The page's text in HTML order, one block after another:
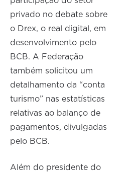
privado no debate sobre
o Drex, o real digital, em
desenvolvimento pelo
BCB. A Federação
também solicitou um
detalhamento da “conta
turismo” nas estatísticas
relativas ao balanço de
pagamentos, divulgadas
pelo BCB.
Além do presidente do